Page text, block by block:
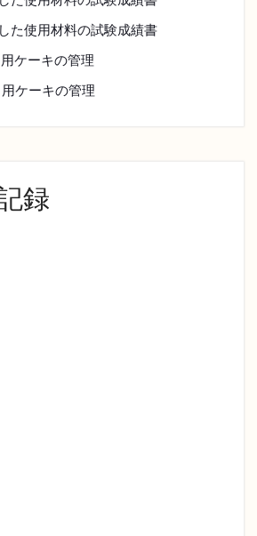
た使用材料の試験成績書
ケーキの管理
ケーキの管理
録